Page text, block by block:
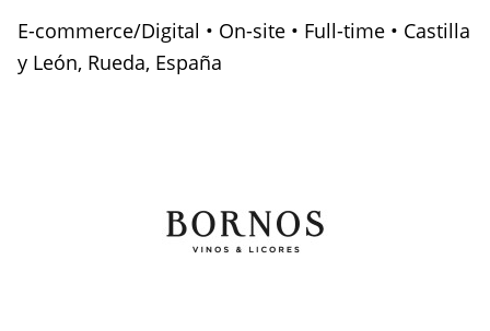
E-commerce/Digital • On-site • Full-time • Castilla
y León, Rueda, España